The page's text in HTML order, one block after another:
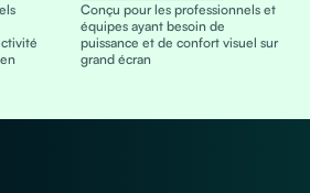
Conçu pour les professionnels et
équipes ayant besoin de
puissance et de confort visuel sur
grand écran